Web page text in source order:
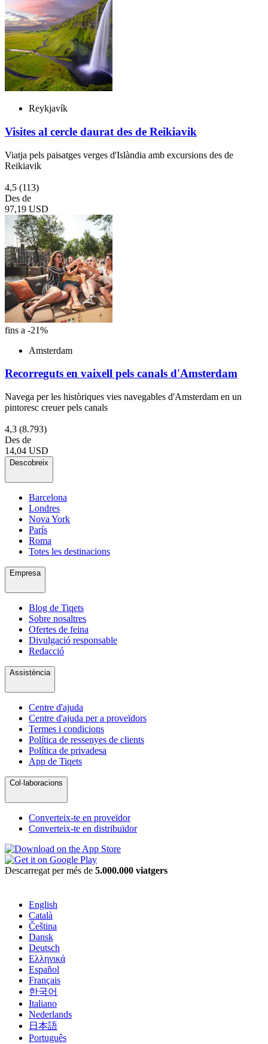
Reykjavík
Visites al cercle daurat des de Reikiavik
Viatja pels paisatges verges d'Islàndia amb excursions des de
Reikiavik
4,5 (113)
Des de
97,19 USD
fins a -21%
Amsterdam
Recorreguts en vaixell pels canals d'Amsterdam
Navega per les històriques vies navegables d'Amsterdam en un
pintoresc creuer pels canals
4,3 (8.793)
Des de
14,04 USD
Descobreix
Barcelona
Londres
Nova York
París
Roma
Totes les destinacions
Empresa
Blog de Tiqets
Sobre nosaltres
Ofertes de feina
Divulgació responsable
Redacció
Assistència
Centre d'ajuda
Centre d'ajuda per a proveïdors
Termes i condicions
Política de ressenyes de clients
Política de privadesa
App de Tiqets
Col·laboracions
Converteix-te en proveïdor
Converteix-te en distribuïdor
Descarregat per més de 5.000.000 viatgers
English
Català
Čeština
Dansk
Deutsch
Ελληνικά
Español
Français
한국어
Italiano
Nederlands
日本語
Português